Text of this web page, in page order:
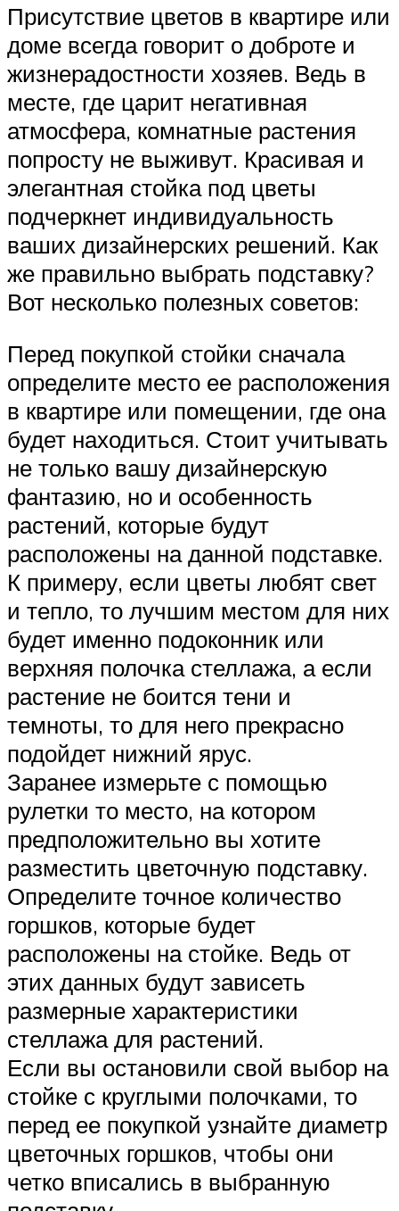
Присутствие цветов в квартире или
доме всегда говорит о доброте и
жизнерадостности хозяев. Ведь в
месте, где царит негативная
атмосфера, комнатные растения
попросту не выживут. Красивая и
элегантная стойка под цветы
подчеркнет индивидуальность
ваших дизайнерских решений. Как
же правильно выбрать подставку?
Вот несколько полезных советов:
Перед покупкой стойки сначала
определите место ее расположения
в квартире или помещении, где она
будет находиться. Стоит учитывать
не только вашу дизайнерскую
фантазию, но и особенность
растений, которые будут
расположены на данной подставке.
К примеру, если цветы любят свет
и тепло, то лучшим местом для них
будет именно подоконник или
верхняя полочка стеллажа, а если
растение не боится тени и
темноты, то для него прекрасно
подойдет нижний ярус.
Заранее измерьте с помощью
рулетки то место, на котором
предположительно вы хотите
разместить цветочную подставку.
Определите точное количество
горшков, которые будет
расположены на стойке. Ведь от
этих данных будут зависеть
размерные характеристики
стеллажа для растений.
Если вы остановили свой выбор на
стойке с круглыми полочками, то
перед ее покупкой узнайте диаметр
цветочных горшков, чтобы они
четко вписались в выбранную